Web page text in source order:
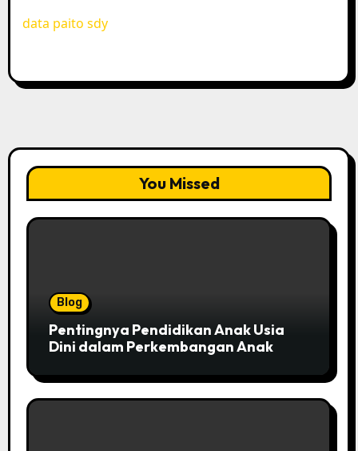
data paito sdy
You Missed
Blog
Pentingnya Pendidikan Anak Usia
Dini dalam Perkembangan Anak